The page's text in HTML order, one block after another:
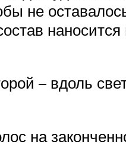
не
наносится
– вдоль
на